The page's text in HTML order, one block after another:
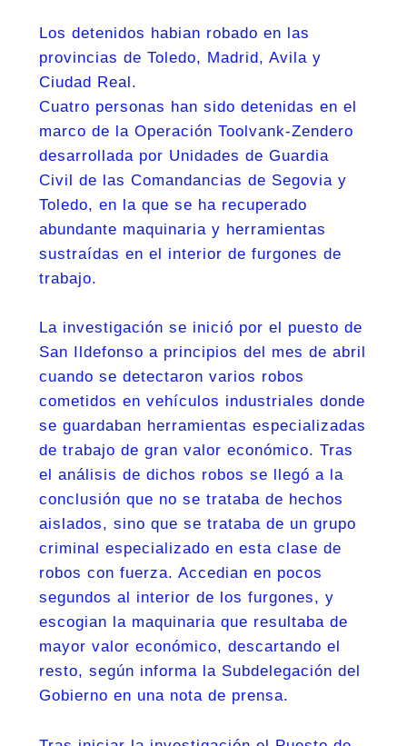
Los detenidos habian robado en las
provincias de Toledo, Madrid, Avila y
Ciudad Real.
Cuatro personas han sido detenidas en el
marco de la Operación Toolvank-Zendero
desarrollada por Unidades de Guardia
Civil de las Comandancias de Segovia y
Toledo, en la que se ha recuperado
abundante maquinaria y herramientas
sustraídas en el interior de furgones de
trabajo.
La investigación se inició por el puesto de
San Ildefonso a principios del mes de abril
cuando se detectaron varios robos
cometidos en vehículos industriales donde
se guardaban herramientas especializadas
de trabajo de gran valor económico. Tras
el análisis de dichos robos se llegó a la
conclusión que no se trataba de hechos
aislados, sino que se trataba de un grupo
criminal especializado en esta clase de
robos con fuerza. Accedian en pocos
segundos al interior de los furgones, y
escogian la maquinaria que resultaba de
mayor valor económico, descartando el
resto, según informa la Subdelegación del
Gobierno en una nota de prensa.